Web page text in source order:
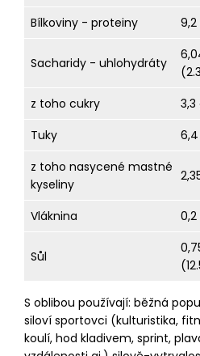
Bílkoviny - proteiny
9,2
Sacharidy - uhlohydráty
z toho cukry
3,3
Tuky
6,4
z toho nasycené mastné
kyseliny
Vláknina 0,2
Sůl
S oblibou používají: běžná
siloví sportovci (kulturistika,
koulí, hod kladivem, sprint,